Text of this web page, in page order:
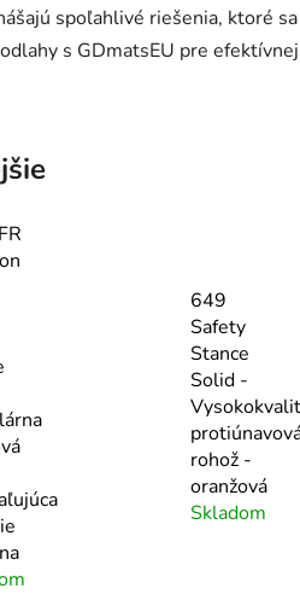
spoľahlivé riešenia, ktoré
s GDmatsEU pre
649
Safety
Stance
Solid -
rohož -
oranžová
Skladom